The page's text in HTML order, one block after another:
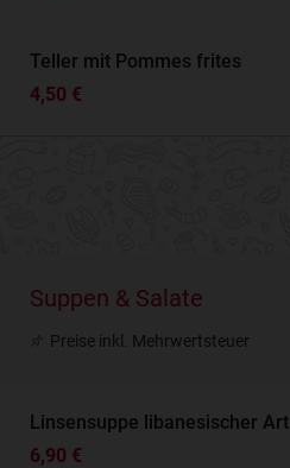
Teller mit Pommes frites
4,50 €
Suppen & Salate
Preise inkl. Mehrwertsteuer
Linsensuppe libanesischer Art
6,90 €